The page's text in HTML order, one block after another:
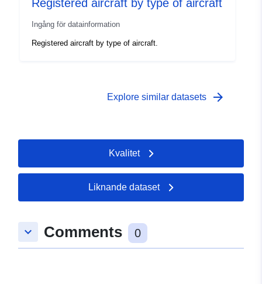
Registered aircraft by type of aircraft
Ingång för datainformation
Registered aircraft by type of aircraft.
Explore similar datasets arrow_forward
Kvalitet
Liknande dataset
keyboard_arrow_down Comments 0